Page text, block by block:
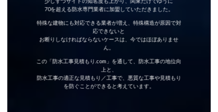
70を超える防水専門業者に加盟していただきました。
特殊な建物にも対応できる業者が増え、特殊構造が原因で対
応できないと
お断りしなければならないケースは、今ではほぼありませ
ん。
この「防水工事見積もり.com」を通して、防水工事の地位向
上と、
防水工事の適正な見積もり／工事で、悪質な工事や見積もり
を防ぐことができると考えています。